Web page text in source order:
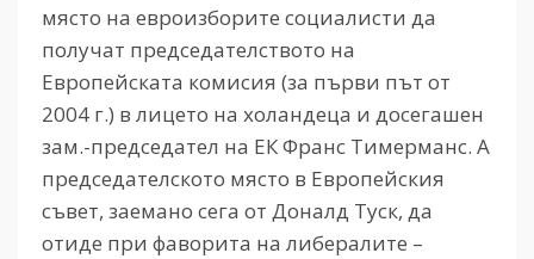
място на евроизборите социалисти да
получат председателството на
Европейската комисия (за първи път от
2004 г.) в лицето на холандеца и досегашен
зам.-председател на ЕК Франс Тимерманс. А
председателското място в Европейския
съвет, заемано сега от Доналд Туск, да
отиде при фаворита на либералите –